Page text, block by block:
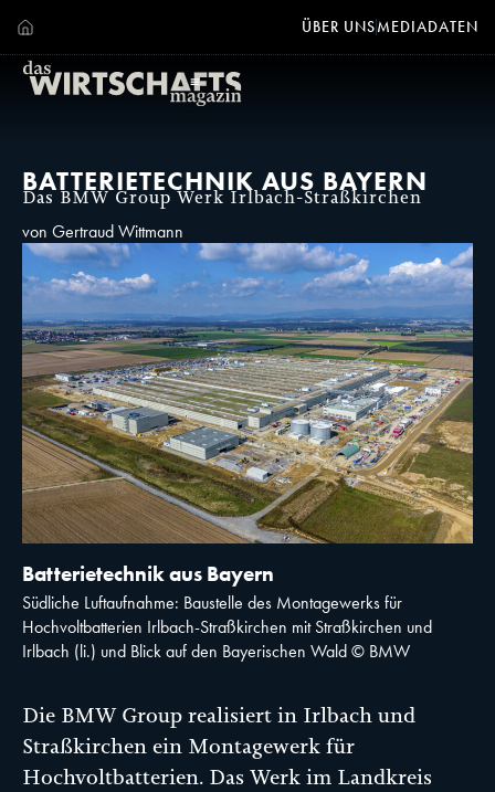
ÜBER UNSMEDIADATEN
BATTERIETECHNIK AUS BAYERN
Das BMW Group Werk Irlbach-Straßkirchen
von Gertraud Wittmann
Batterietechnik aus Bayern
Südliche Luftaufnahme: Baustelle des Montagewerks für
Hochvoltbatterien Irlbach-Straßkirchen mit Straßkirchen und
Irlbach (li.) und Blick auf den Bayerischen Wald © BMW
Die BMW Group realisiert in Irlbach und
Straßkirchen ein Montagewerk für
Hochvoltbatterien. Das Werk im Landkreis